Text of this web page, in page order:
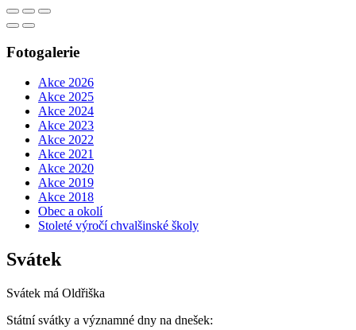
Fotogalerie
Akce 2026
Akce 2025
Akce 2024
Akce 2023
Akce 2022
Akce 2021
Akce 2020
Akce 2019
Akce 2018
Obec a okolí
Stoleté výročí chvalšinské školy
Svátek
Svátek má Oldřiška
Státní svátky a významné dny na dnešek: